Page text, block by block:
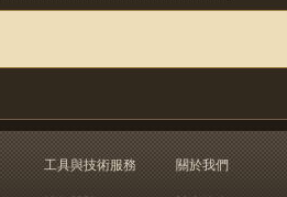
工具與技術服務
關於我們